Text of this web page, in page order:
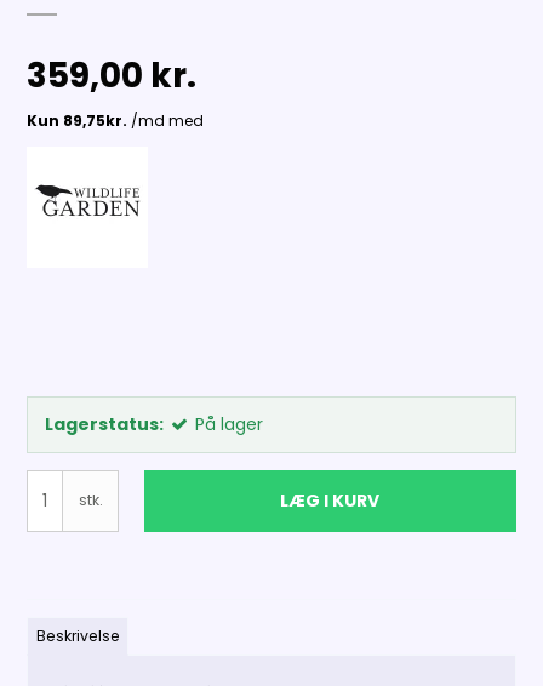
359,00 kr.
Lagerstatus: På lager
stk. LÆG I KURV
Beskrivelse